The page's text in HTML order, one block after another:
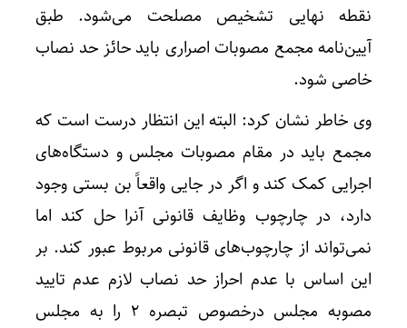
نقطه نهایی تشخیص مصلحت می‌شود. طبق
آیین‌نامه مجمع مصوبات اصراری باید حائز حد نصاب
خاصی شود.
وی خاطر نشان کرد: البته این انتظار درست است که
مجمع باید در مقام مصوبات مجلس و دستگاه‌های
اجرایی کمک کند و اگر در جایی واقعاً بن بستی وجود
دارد، در چارچوب وظایف قانونی آنرا حل کند اما
نمی‌تواند از چارچوب‌های قانونی مربوط عبور کند. بر
این اساس با عدم احراز حد نصاب لازم عدم تایید
مصوبه مجلس درخصوص تبصره ۲ را به مجلس